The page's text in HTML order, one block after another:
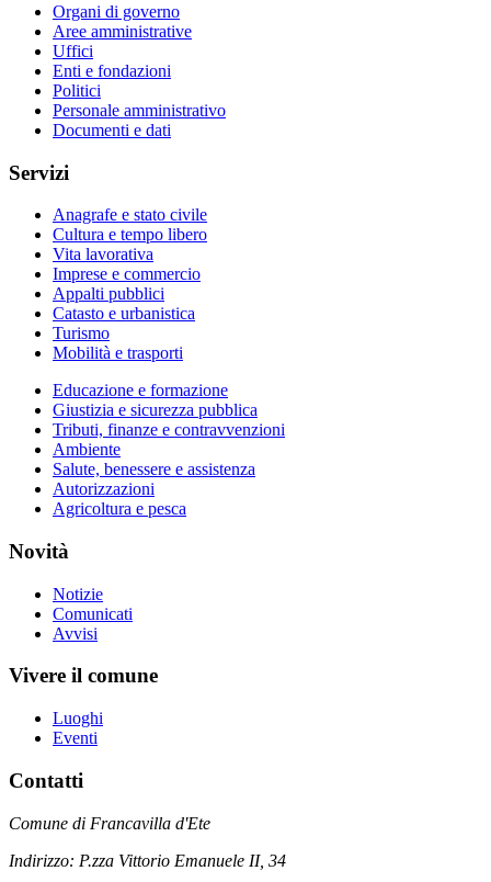
Organi di governo
Aree amministrative
Uffici
Enti e fondazioni
Politici
Personale amministrativo
Documenti e dati
Servizi
Anagrafe e stato civile
Cultura e tempo libero
Vita lavorativa
Imprese e commercio
Appalti pubblici
Catasto e urbanistica
Turismo
Mobilità e trasporti
Educazione e formazione
Giustizia e sicurezza pubblica
Tributi, finanze e contravvenzioni
Ambiente
Salute, benessere e assistenza
Autorizzazioni
Agricoltura e pesca
Novità
Notizie
Comunicati
Avvisi
Vivere il comune
Luoghi
Eventi
Contatti
Comune di Francavilla d'Ete
Indirizzo: P.zza Vittorio Emanuele II, 34